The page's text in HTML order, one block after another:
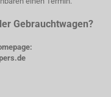
Gebrauchtwagen?